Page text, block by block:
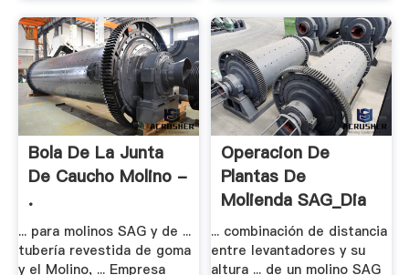
Bola De La Junta
De Caucho Molino -
.
... para molinos SAG y de ...
tubería revestida de goma
y el Molino, ... Empresa
Operacion De
Plantas De
Molienda SAG_Dia
1.pdf
... combinación de distancia
entre levantadores y su
altura ... de un molino SAG